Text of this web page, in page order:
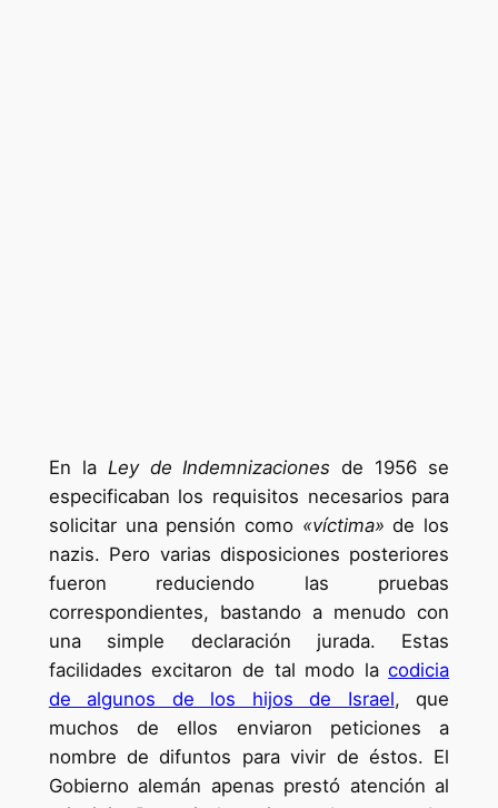
En la Ley de Indemnizaciones de 1956 se
especificaban los requisitos necesarios para
solicitar una pensión como «víctima» de los
nazis. Pero varias disposiciones posteriores
fueron reduciendo las pruebas
correspondientes, bastando a menudo con
una simple declaración jurada. Estas
facilidades excitaron de tal modo lacodicia
de algunos de los hijos de Israel, que
muchos de ellos enviaron peticiones a
nombre de difuntos para vivir de éstos. El
Gobierno alemán apenas prestó atención al